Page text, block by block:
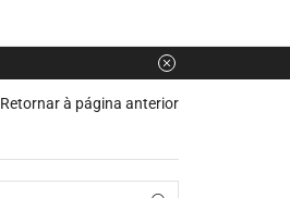
Retornar à página anterior